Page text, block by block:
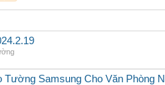
Tường Samsung Cho Văn Phòng